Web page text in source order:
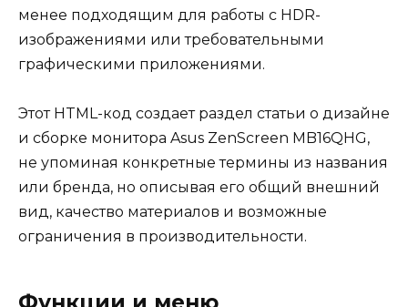
менее подходящим для работы с HDR-
изображениями или требовательными
графическими приложениями.
Этот HTML-код создает раздел статьи о дизайне
и сборке монитора Asus ZenScreen MB16QHG,
не упоминая конкретные термины из названия
или бренда, но описывая его общий внешний
вид, качество материалов и возможные
ограничения в производительности.